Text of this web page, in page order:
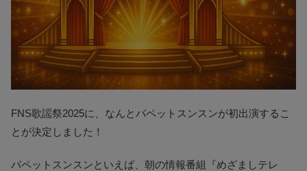
FNS歌謡祭2025に、なんとパペットスンスンが初出演するこ
とが決定しました！
パペットスンスンといえば、朝の情報番組『めざましテレ